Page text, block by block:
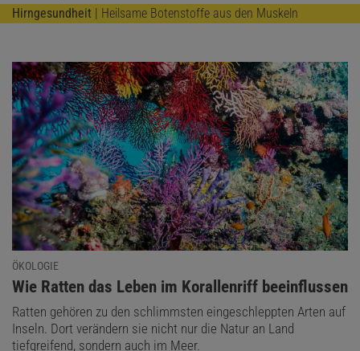
Hirngesundheit | Heilsame Botenstoffe aus den Muskeln
ÖKOLOGIE
:
Wie Ratten das Leben im Korallenriff beeinflussen
Ratten gehören zu den schlimmsten eingeschleppten Arten auf
Inseln. Dort verändern sie nicht nur die Natur an Land
tiefgreifend, sondern auch im Meer.